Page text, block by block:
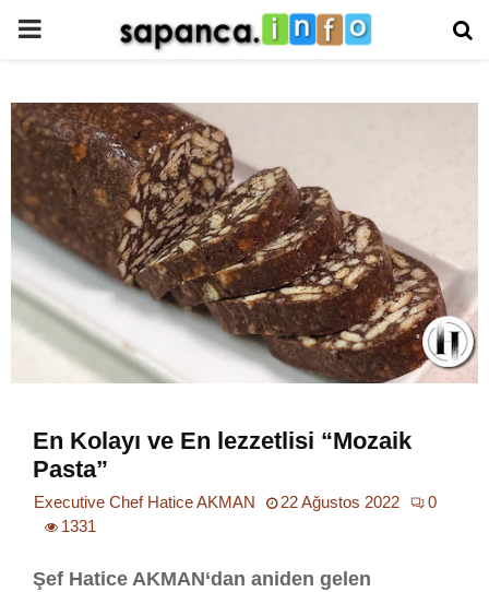
PRIMARY
En Kolayı ve En lezzetlisi “Mozaik
Pasta”
Executive Chef Hatice AKMAN 22 Ağustos 2022
0
1331
Şef Hatice AKMAN‘dan aniden gelen